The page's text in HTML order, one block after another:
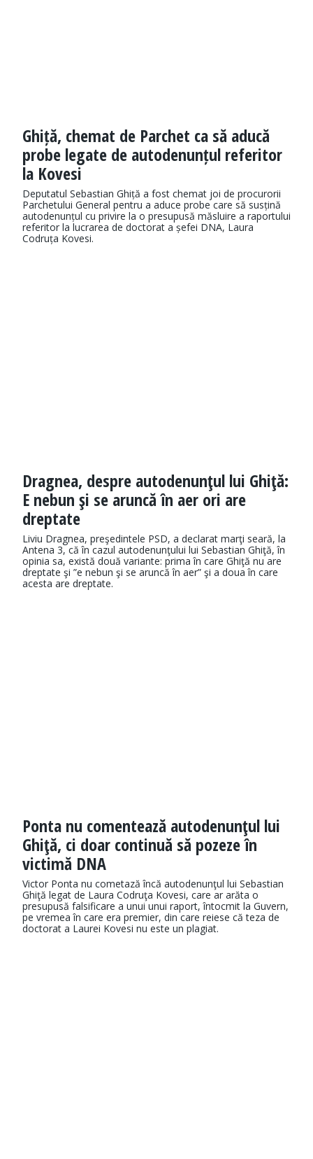
Ghiță, chemat de Parchet ca să aducă
probe legate de autodenunțul referitor
la Kovesi
Deputatul Sebastian Ghiță a fost chemat joi de procurorii
Parchetului General pentru a aduce probe care să susțină
autodenunțul cu privire la o presupusă măsluire a raportului
referitor la lucrarea de doctorat a șefei DNA, Laura
Codruța Kovesi.
Dragnea, despre autodenunţul lui Ghiţă:
E nebun şi se aruncă în aer ori are
dreptate
Liviu Dragnea, preşedintele PSD, a declarat marţi seară, la
Antena 3, că în cazul autodenunţului lui Sebastian Ghiţă, în
opinia sa, există două variante: prima în care Ghiţă nu are
dreptate şi ”e nebun şi se aruncă în aer” şi a doua în care
acesta are dreptate.
Ponta nu comentează autodenunţul lui
Ghiţă, ci doar continuă să pozeze în
victimă DNA
Victor Ponta nu cometază încă autodenunţul lui Sebastian
Ghiţă legat de Laura Codruţa Kovesi, care ar arăta o
presupusă falsificare a unui unui raport, întocmit la Guvern,
pe vremea în care era premier, din care reiese că teza de
doctorat a Laurei Kovesi nu este un plagiat.